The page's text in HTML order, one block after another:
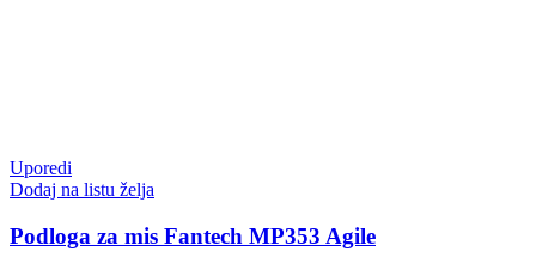
Uporedi
Dodaj na listu želja
Podloga za mis Fantech MP353 Agile